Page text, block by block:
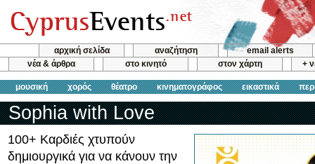
αρχική σελίδα αναζήτηση
email alerts
νέα & άρθρα
στο κινητό στον χάρτη +
μουσική χορός θέατρο κινηματογράφος εικαστικά
Sophia with Love
100+ Καρδιές χτυπούν
δημιουργικά για να κάνουν την